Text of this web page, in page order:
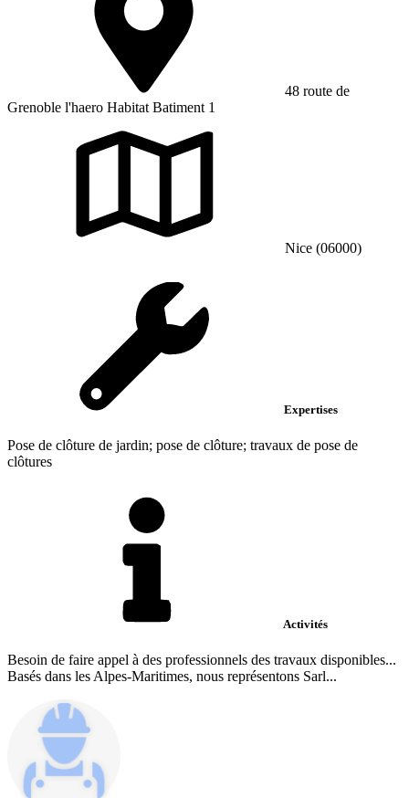
48 route de
Grenoble l'haero Habitat Batiment 1
Nice (06000)
Expertises
Pose de clôture de jardin; pose de clôture; travaux de pose de
clôtures
Activités
Besoin de faire appel à des professionnels des travaux disponibles...
Basés dans les Alpes-Maritimes, nous représentons Sarl...